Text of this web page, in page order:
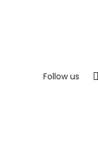
Follow us